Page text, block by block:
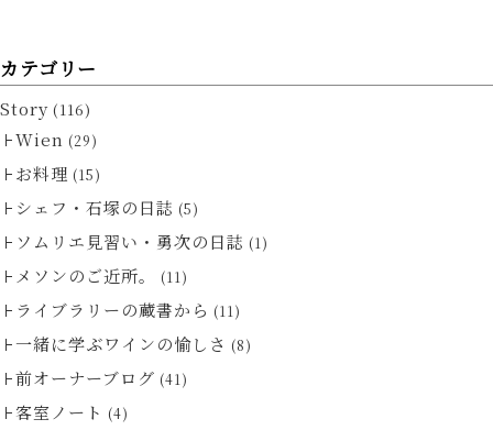
カテゴリー
Story (116)
Wien (29)
お料理 (15)
シェフ・石塚の日誌 (5)
ソムリエ見習い・勇次の日誌 (1)
メソンのご近所。 (11)
ライブラリーの蔵書から (11)
一緒に学ぶワインの愉しさ (8)
前オーナーブログ (41)
客室ノート (4)